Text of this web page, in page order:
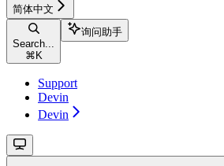
简体中文
Search...
⌘ K
询问助手
Support
Devin
Devin